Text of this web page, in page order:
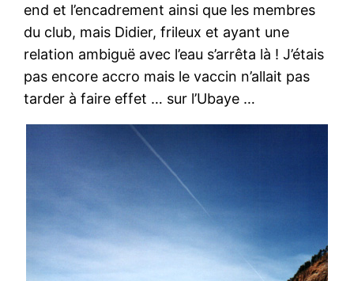
end et l’encadrement ainsi que les membres
du club, mais Didier, frileux et ayant une
relation ambiguë avec l’eau s’arrêta là ! J’étais
pas encore accro mais le vaccin n’allait pas
tarder à faire effet … sur l’Ubaye …